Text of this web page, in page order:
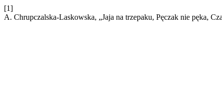
[1]
A. Chrupczalska-Laskowska, „Jaja na trzepaku, Pęczak nie pęka,